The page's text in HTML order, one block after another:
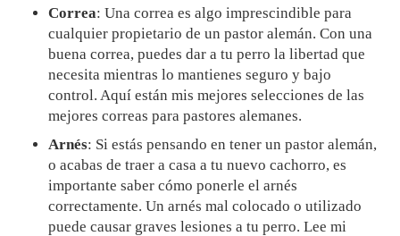
Correa: Una correa es algo imprescindible para
cualquier propietario de un pastor alemán. Con una
buena correa, puedes dar a tu perro la libertad que
necesita mientras lo mantienes seguro y bajo
control. Aquí están mis mejores selecciones de las
mejores correas para pastores alemanes.
Arnés: Si estás pensando en tener un pastor alemán,
o acabas de traer a casa a tu nuevo cachorro, es
importante saber cómo ponerle el arnés
correctamente. Un arnés mal colocado o utilizado
puede causar graves lesiones a tu perro. Lee mi